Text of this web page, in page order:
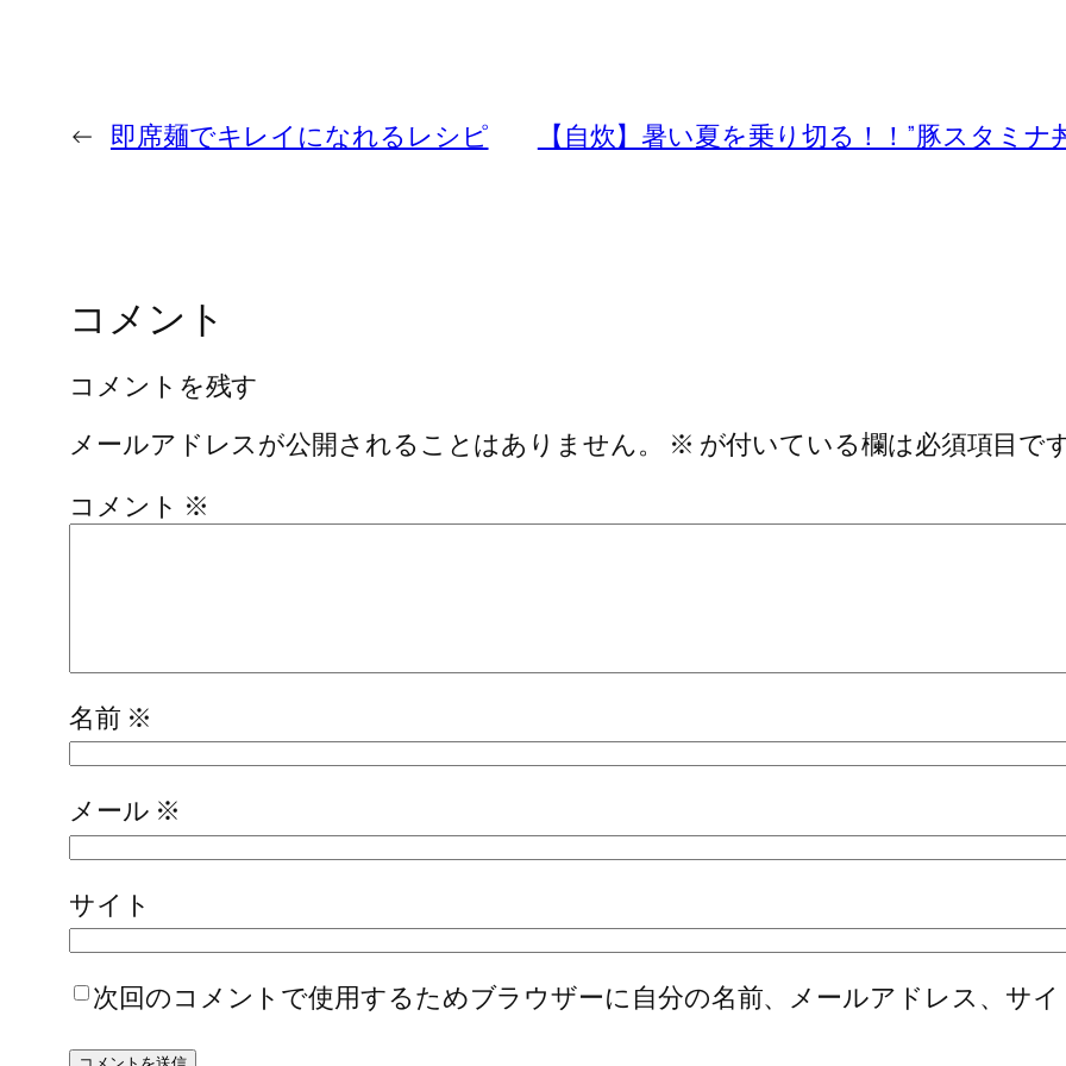
← 即席麺でキレイになれるレシピ 【自炊】暑い夏を乗り切る！！”豚スタミ
コメント
コメントを残す
メールアドレスが公開されることはありません。
※ が付いている欄は必須項目で
コメント ※
名前 ※
メール ※
サイト
次回のコメントで使用するためブラウザーに自分の名前、メールアドレス、サイ